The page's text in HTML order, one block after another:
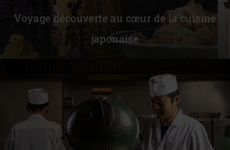
Voyage découverte au cœur de la cuisine
japonaise